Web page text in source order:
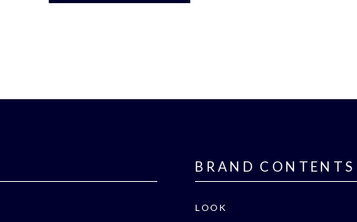
BRAND CONTENTS
LOOK